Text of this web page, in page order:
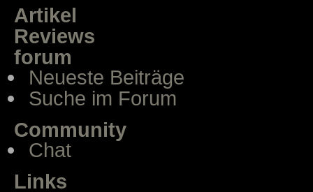
Artikel
Reviews
forum
Neueste Beiträge
Suche im Forum
Community
Chat
Links